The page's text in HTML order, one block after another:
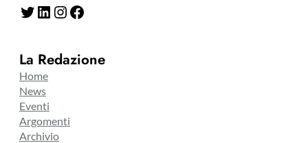
Twitter LinkedIn Instagram Facebook
La Redazione
Home
News
Eventi
Argomenti
Archivio